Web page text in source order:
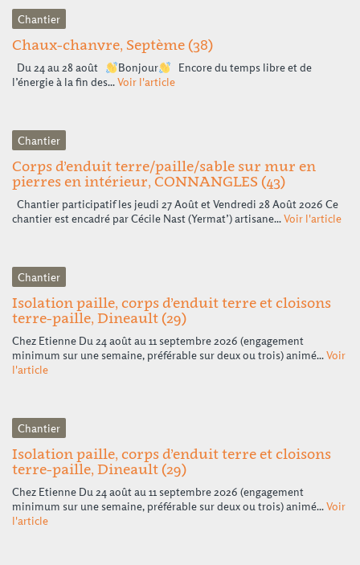
Chantier
Chaux-chanvre, Septème (38)
Du 24 au 28 août Bonjour
Encore du temps libre et de
l’énergie à la fin des...Voir l'article
Chantier
Corps d’enduit terre/paille/sable sur mur en
pierres en intérieur, CONNANGLES (43)
Chantier participatif les jeudi 27 Août et Vendredi 28 Août 2026 Ce
chantier est encadré par Cécile Nast (Yermat’) artisane...Voir l'article
Chantier
Isolation paille, corps d’enduit terre et cloisons
terre-paille, Dineault (29)
Chez Etienne Du 24 août au 11 septembre 2026 (engagement
minimum sur une semaine, préférable sur deux ou trois) animé...Voir
l'article
Chantier
Isolation paille, corps d’enduit terre et cloisons
terre-paille, Dineault (29)
Chez Etienne Du 24 août au 11 septembre 2026 (engagement
minimum sur une semaine, préférable sur deux ou trois) animé...Voir
l'article